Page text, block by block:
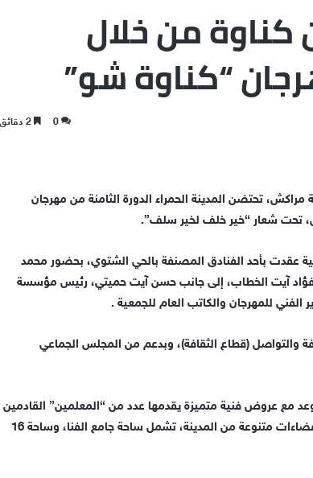
من خلال
“كناوة شو”
0
مراكش، تحتضن المدينة الحمراء الدورة الثامنة من مهرجان
بأحد الفنادق المصنفة بالحي الشتوي، بحضور محمد
فؤاد آيت الخطاب، إلى جانب حسن آيت حميتي، رئيس مؤسسة
الفني للمهرجان والكاتب العام للجمعية .
والتواصل (قطاع الثقافة)، وبدعم من المجلس الجماعي
عروض فنية متميزة يقدمها عدد من “المعلمين” القادمين
من مختلف مناطق المغرب، حيث ستقام السهرات في فضاءات متنوعة من المدينة، تشمل ساحة جامع الفنا، وساحة 16